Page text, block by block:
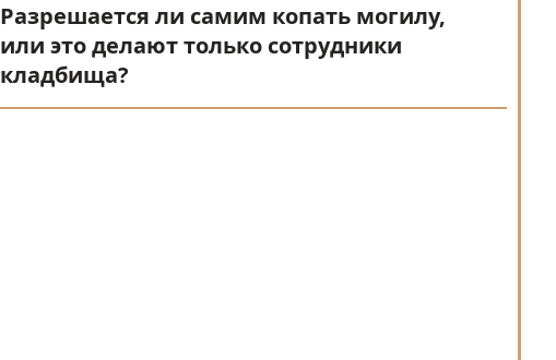
Разрешается ли самим копать могилу,
или это делают только сотрудники
кладбища?